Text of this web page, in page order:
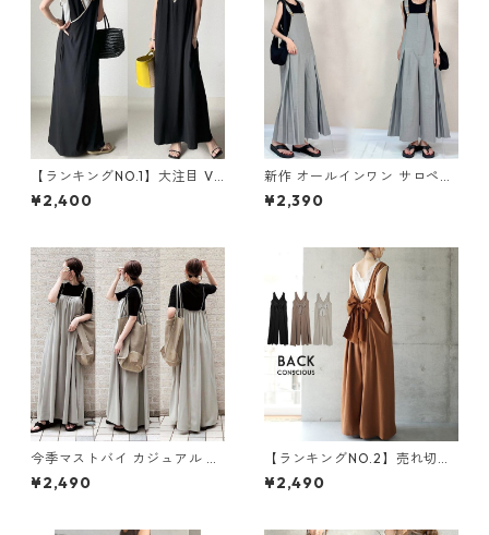
【ランキングNO.1】大注目 V
ネック ノースリーブ ワンピー
ス m-738
¥2,400
新作 オールインワン サロペッ
トパンツ m-462
¥2,390
今季マストバイ カジュアル ゆ
ったりキャミワンピース m-4
65
¥2,490
【ランキングNO.2】売れ切れ
必至 バックリボン4色展開 オ
ールインワン m-385
¥2,490